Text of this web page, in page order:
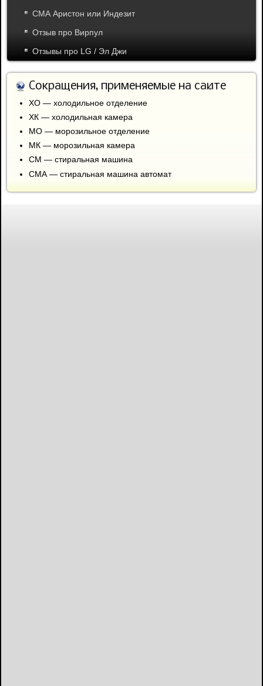
СМА Аристон или Индезит
Отзыв про Вирпул
Отзывы про LG / Эл Джи
Сокращения, применяемые на сайте
ХО — холодильное отделение
ХК — холодильная камера
МО — морозильное отделение
МК — морозильная камера
СМ — стиральная машина
СМА — стиральная машина автомат